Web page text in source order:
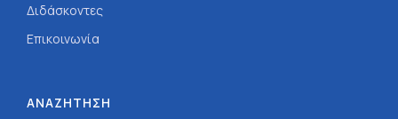
Διδάσκοντες
Επικοινωνία
ΑΝΑΖΉΤΗΣΗ